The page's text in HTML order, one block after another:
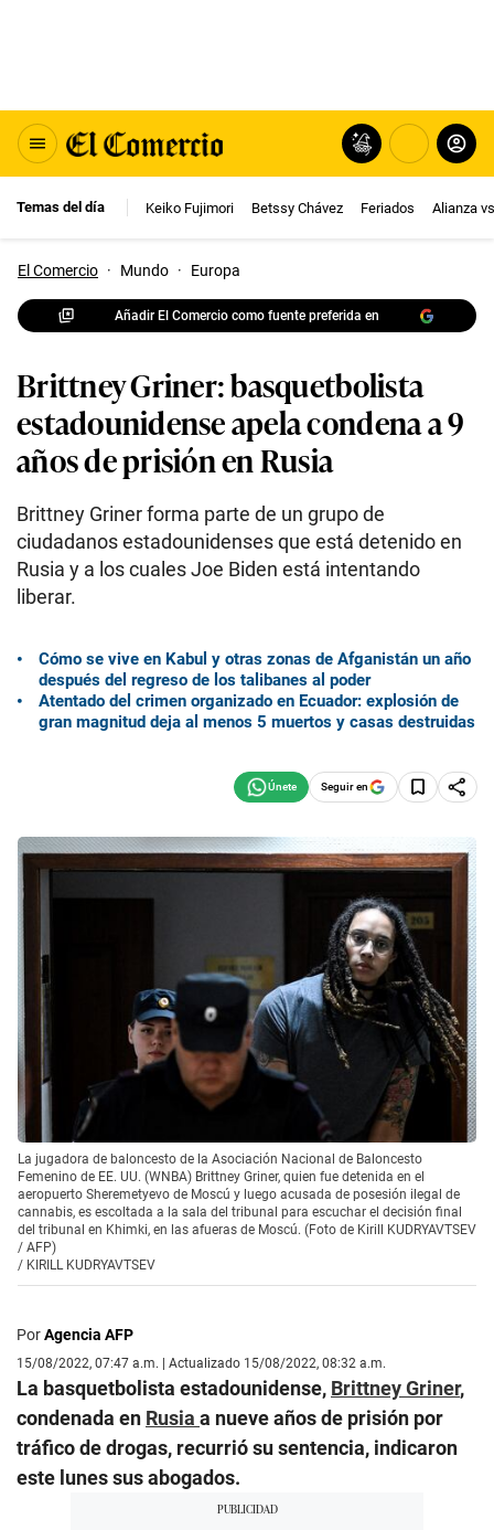
Temas del día Keiko Fujimori Betssy Chávez Feriados Alianza
El Comercio · Mundo · Europa
Añadir El Comercio como fuente preferida en
Brittney Griner: basquetbolista
estadounidense apela condena a 9
años de prisión en Rusia
Brittney Griner forma parte de un grupo de
ciudadanos estadounidenses que está detenido en
Rusia y a los cuales Joe Biden está intentando
liberar.
Cómo se vive en Kabul y otras zonas de Afganistán un año
después del regreso de los talibanes al poder
Atentado del crimen organizado en Ecuador: explosión de
gran magnitud deja al menos 5 muertos y casas destruidas
Seguir en
La jugadora de baloncesto de la Asociación Nacional de Baloncesto
Femenino de EE. UU. (WNBA) Brittney Griner, quien fue detenida en el
aeropuerto Sheremetyevo de Moscú y luego acusada de posesión ilegal de
cannabis, es escoltada a la sala del tribunal para escuchar el decisión final
del tribunal en Khimki, en las afueras de Moscú. (Foto de Kirill KUDRYAVTSEV
/ AFP)
/ KIRILL KUDRYAVTSEV
PorAgencia AFP
15/08/2022, 07:47 a.m. | Actualizado 15/08/2022, 08:32 a.m.
La basquetbolista estadounidense, Brittney Griner,
condenada en Rusia a nueve años de prisión por
tráfico de drogas, recurrió su sentencia, indicaron
este lunes sus abogados.